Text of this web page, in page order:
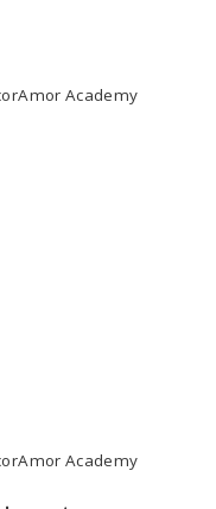
Academy
Academy